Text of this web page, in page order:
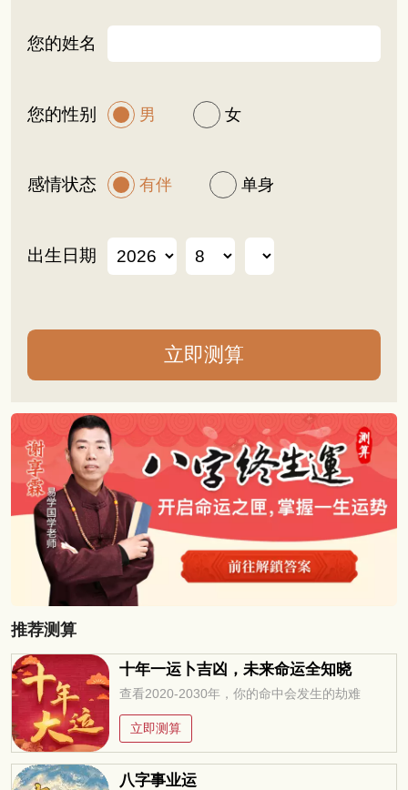
您的姓名
您的性别 男 女
感情状态 有伴 单身
出生日期
推荐测算
十年一运卜吉凶，未来命运全知晓
查看2020-2030年，你的命中会发生的劫难
立即测算
八字事业运